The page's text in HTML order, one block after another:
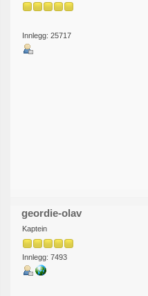
Innlegg: 25717
geordie-olav
Kaptein
Innlegg: 7493